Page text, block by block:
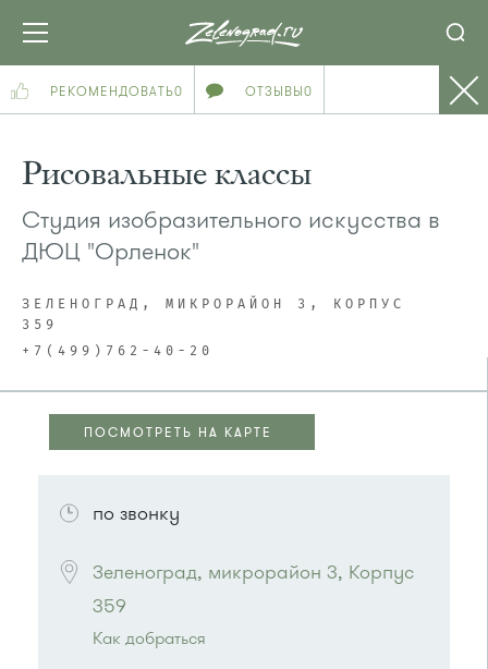
РЕКОМЕНДОВАТЬ0 ОТЗЫВЫ0
Рисовальные классы
Студия изобразительного искусства в
ДЮЦ "Орленок"
ЗЕЛЕНОГРАД, МИКРОРАЙОН 3, КОРПУС
359
+7(499)762-40-20
ПОСМОТРЕТЬ НА КАРТЕ
по звонку
Зеленоград, микрорайон 3, Корпус
359
Как добраться